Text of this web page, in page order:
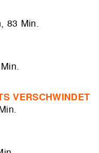
83 Min.
VERSCHWINDET